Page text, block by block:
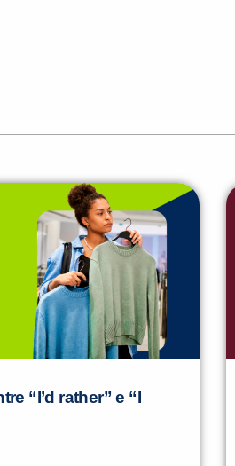
“I’d rather” e “I